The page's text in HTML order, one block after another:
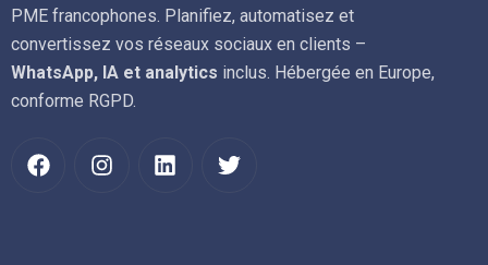
PME francophones. Planifiez, automatisez et
convertissez vos réseaux sociaux en clients –
WhatsApp, IA et analytics inclus. Hébergée en Europe,
conforme RGPD.